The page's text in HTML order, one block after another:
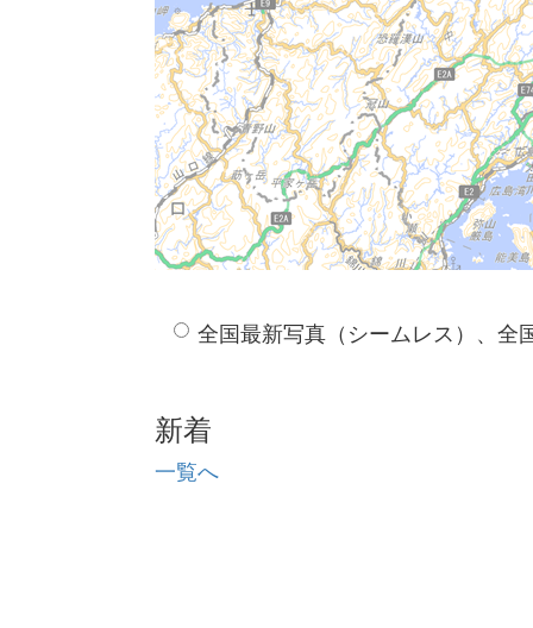
全国最新写真（シームレス）、全
新着
一覧へ